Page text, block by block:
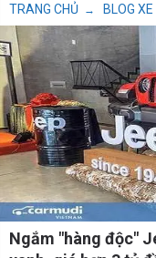
TRANG CHỦ → BLOG XE
Ngắm "hàng độc"